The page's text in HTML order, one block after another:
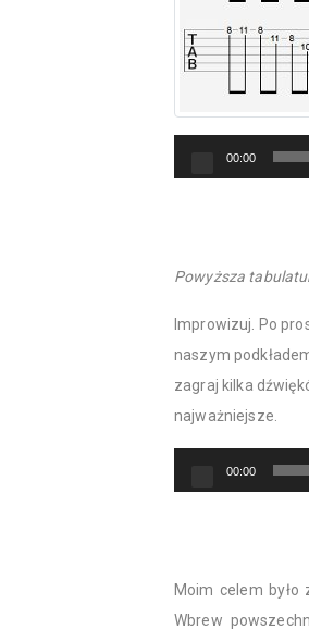
plików
00:00
Powyższa
Improwizuj. Po
naszym
zagraj kilka
najważniejsze.
plików
00:00
Moim celem było
Wbrew